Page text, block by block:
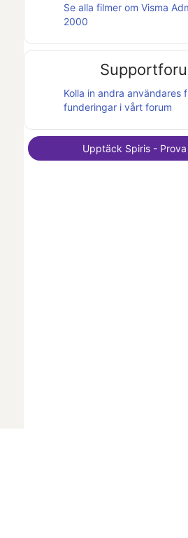
Se alla filmer om Visma
2000
Kolla in andra användares
funderingar i vårt forum
Upptäck Spiris -